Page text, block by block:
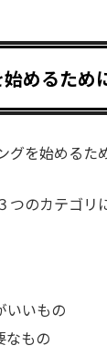
めるため
グを始めるた
つのカテゴリ
いいもの
なもの